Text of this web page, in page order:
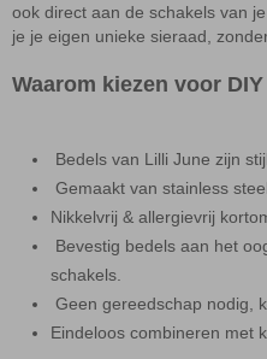
ook direct aan de schakels van
je je eigen unieke sieraad,
Waarom kiezen voor
Bedels van Lilli June zijn
Gemaakt van stainless
Nikkelvrij & allergievrij
Bevestig bedels aan het
schakels.
Geen gereedschap nodig,
Eindeloos combineren met